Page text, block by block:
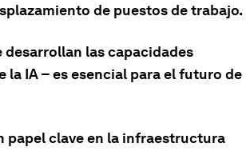
de puestos de trabajo.
las capacidades
la IA – es esencial para el futuro de
papel clave en la infraestructura